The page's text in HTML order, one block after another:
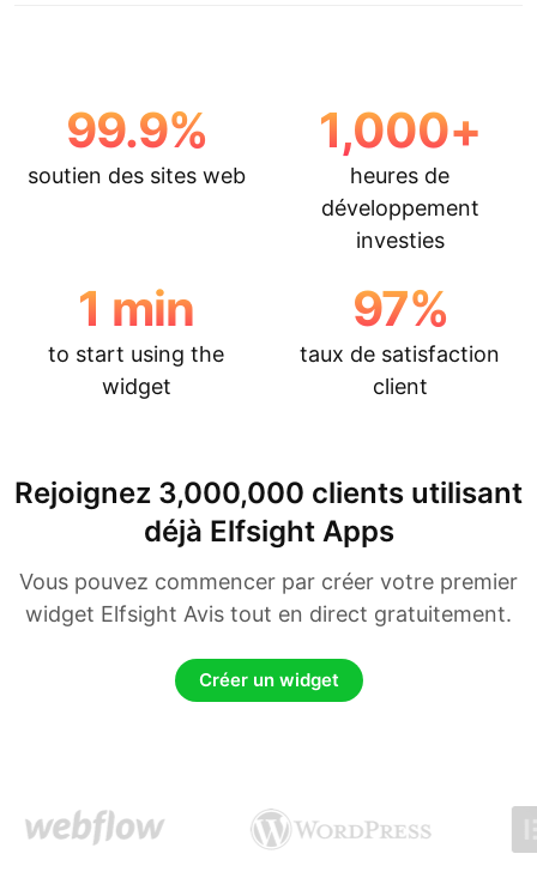
99.9%
soutien des sites web
1,000+
heures de
développement
investies
1 min
to start using the
widget
97%
taux de satisfaction
client
Rejoignez 3,000,000 clients utilisant
déjà Elfsight Apps
Vous pouvez commencer par créer votre premier
widget Elfsight Avis tout en direct gratuitement.
Créer un widget